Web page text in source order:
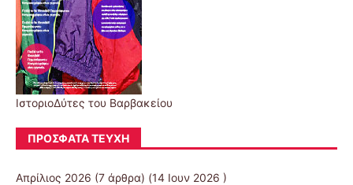
ΙστοριοΔύτες του Βαρβακείου
ΠΡΌΣΦΑΤΑ ΤΕΎΧΗ
Απρίλιος 2026 (7 άρθρα) (14 Ιουν 2026 )